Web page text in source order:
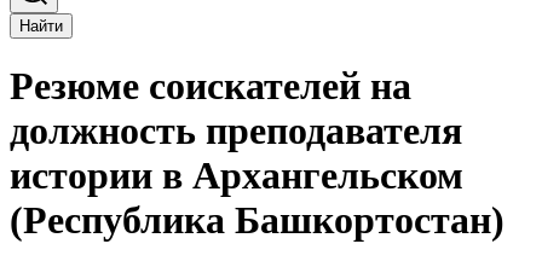
Найти
Резюме соискателей на
должность преподавателя
истории в Архангельском
(Республика Башкортостан)